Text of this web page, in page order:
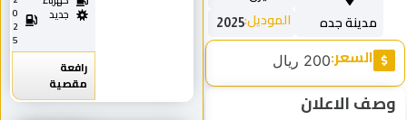
الموديل:2025 مدينة جده
السعر:200 ريال
الاعلان
جديد
0
2
رافعة
مقصية